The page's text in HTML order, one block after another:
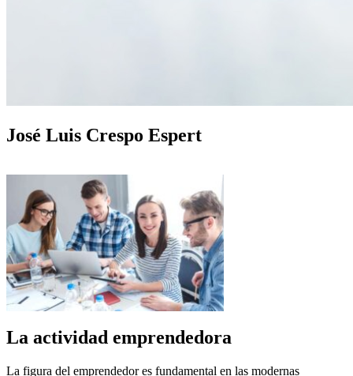
José Luis Crespo Espert
La actividad emprendedora
La figura del emprendedor es fundamental en las modernas